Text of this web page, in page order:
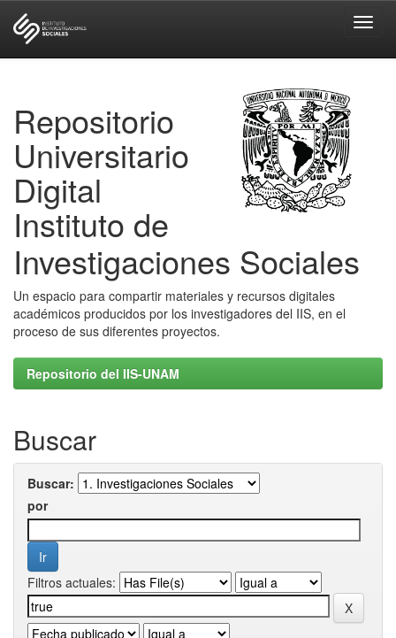
Repositorio
Universitario
Digital
Instituto de
Investigaciones Sociales
Un espacio para compartir materiales y recursos digitales
académicos producidos por los investigadores del IIS, en el
proceso de sus diferentes proyectos.
Repositorio del IIS-UNAM
Buscar
Buscar:
por
Filtros actuales: